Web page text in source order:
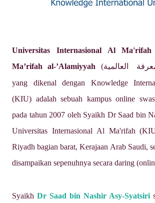
Universitas Internasional Al Ma'rifah
Ma’rifah al-’Alamiyyah (العالمية
yang dikenal dengan Knowledge
(KIU) adalah sebuah kampus online
pada tahun 2007 oleh Syaikh Dr Saad bin
Universitas Internasional Al Ma'rifah
Riyadh bagian barat, Kerajaan Arab Saudi,
disampaikan sepenuhnya secara daring
Syaikh Dr Saad bin Nashir Asy-Syatsiri